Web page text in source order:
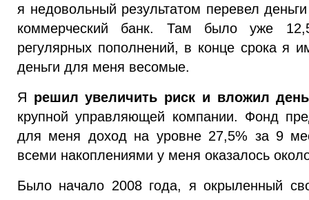
я недовольный результатом перевел
коммерческий банк. Там было уже
регулярных пополнений, в конце срока я
деньги для меня весомые.
Я решил увеличить риск и вложил
крупной управляющей компании. Фонд
для меня доход на уровне 27,5% за 9
всеми накоплениями у меня оказалось
Было начало 2008 года, я окрыленный